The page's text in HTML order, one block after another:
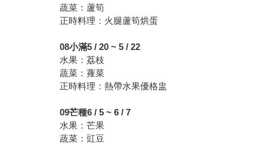
蔬菜：蘆筍
正時料理：火腿蘆筍烘蛋
08小滿5 / 20 ~ 5 / 22
水果：荔枝
蔬菜：蕹菜
正時料理：熱帶水果優格盅
09芒種6 / 5 ~ 6 / 7
水果：芒果
蔬菜：豇豆